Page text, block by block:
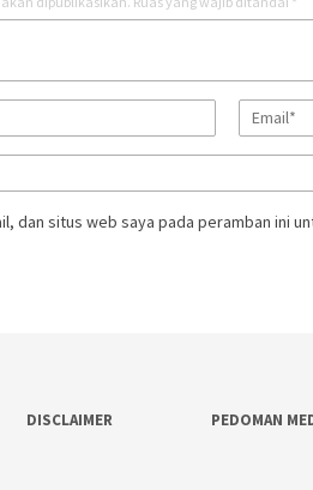
dan situs web saya pada peramban ini
DISCLAIMER
PEDOMAN